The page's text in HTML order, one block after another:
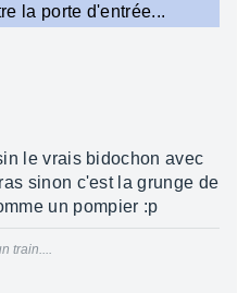
la porte d'entrée...
le vrais bidochon avec
sinon c'est la grunge de
un pompier :p
train....